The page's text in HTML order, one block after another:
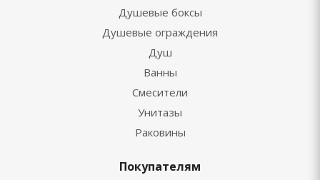
Душевые боксы
Душевые ограждения
Душ
Ванны
Смесители
Унитазы
Раковины
Покупателям